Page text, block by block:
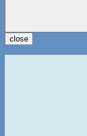
close